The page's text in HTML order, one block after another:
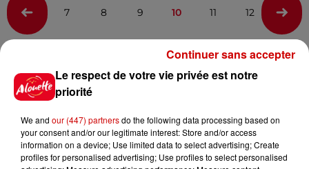
7 8 9 10 11 12 13
Voir plus
rouleurs" : le délai pour la...
Le respect de votre vie privée est notre
priorité
We and our (447) partnersdo the following data processing based on
your consent and/or our legitimate interest: Store and/or access
information on a device; Use limited data to select advertising; Create
profiles for personalised advertising; Use profiles to select personalised
Continuer sans accepter